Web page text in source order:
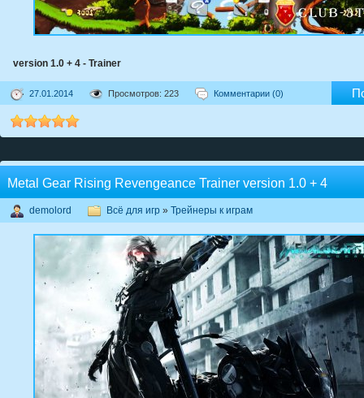
version 1.0 + 4 - Trainer
27.01.2014 Просмотров: 223 Комментарии (0)
Metal Gear Rising Revengeance Trainer version 1.0 + 4
demolord Всё для игр » Трейнеры к играм